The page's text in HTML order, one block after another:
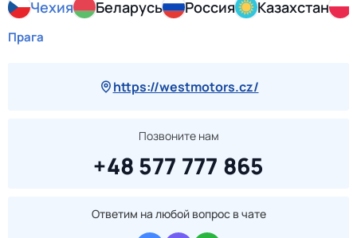
Чехия Беларусь Россия Казахстан
Прага
https://westmotors.cz/
Позвоните нам
+48 577 777 865
Ответим на любой вопрос в чате